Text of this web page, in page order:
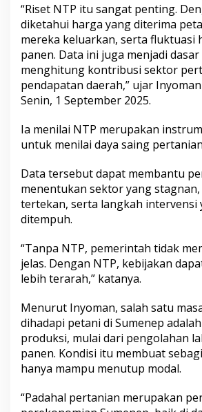
n
,
I
n
A
l
s
a
n
y
a
“Riset NTP itu sangat penting.
diketahui harga yang diterima
mereka keluarkan, serta fluktuasi
panen. Data ini juga menjadi
menghitung kontribusi sektor
pendapatan daerah,” ujar
Senin, 1 September 2025.
Ia menilai NTP merupakan
untuk menilai daya saing
Data tersebut dapat membantu
menentukan sektor yang
tertekan, serta langkah intervensi
ditempuh.
“Tanpa NTP, pemerintah tidak
jelas. Dengan NTP, kebijakan
lebih terarah,” katanya.
Menurut Inyoman, salah satu
dihadapi petani di Sumenep
produksi, mulai dari pengolahan
panen. Kondisi itu membuat
hanya mampu menutup modal.
“Padahal pertanian merupakan